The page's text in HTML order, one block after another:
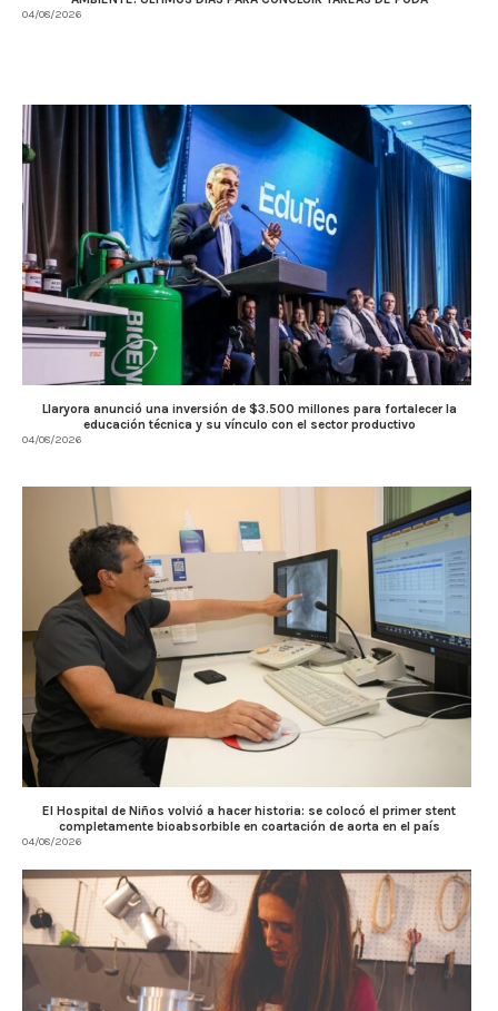
04/08/2026
Llaryora anunció una inversión de $3.500 millones para fortalecer la
educación técnica y su vínculo con el sector productivo
04/08/2026
El Hospital de Niños volvió a hacer historia: se colocó el primer stent
completamente bioabsorbible en coartación de aorta en el país
04/08/2026